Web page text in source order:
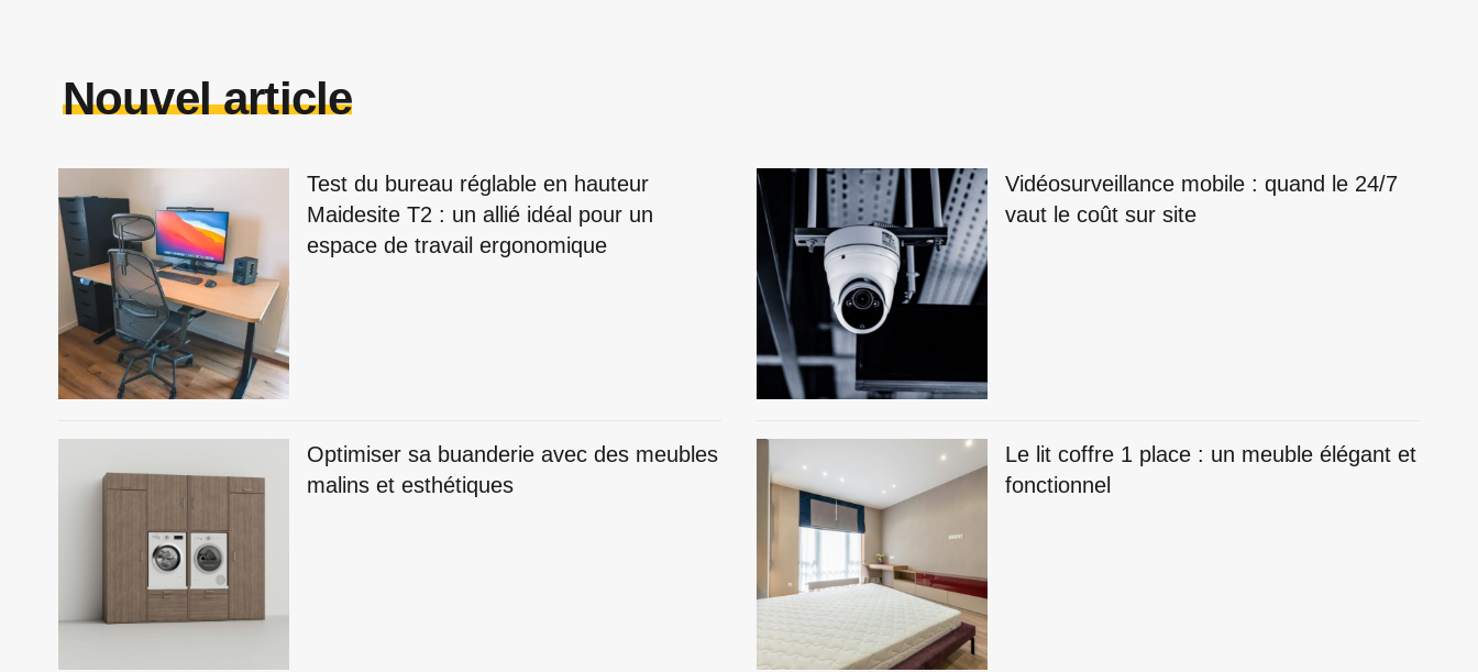
Nouvel article
Test du bureau réglable en hauteur
Maidesite T2 : un allié idéal pour un
espace de travail ergonomique
Vidéosurveillance mobile : quand le 24/7
vaut le coût sur site
Optimiser sa buanderie avec des meubles
malins et esthétiques
Le lit coffre 1 place : un meuble élégant et
fonctionnel